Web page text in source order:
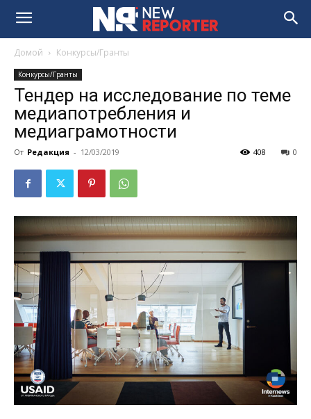
Домой Конкурсы/Гранты
Конкурсы/Гранты
Тендер на исследование по теме
медиапотребления и
медиаграмотности
От Редакция - 12/03/2019 0
408